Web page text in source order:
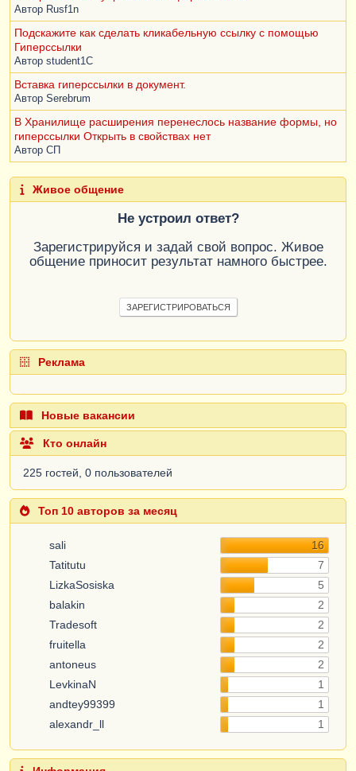
Автор Rusf1n
Подскажите как сделать кликабельную ссылку с помощью
Гиперссылки
Автор student1C
Вставка гиперссылки в документ.
Автор Serebrum
В Хранилище расширения перенеслось название формы, но
гиперссылки Открыть в свойствах нет
Автор СП
Живое общение
Не устроил ответ?
Зарегистрируйся и задай свой вопрос. Живое
общение приносит результат намного быстрее.
ЗАРЕГИСТРИРОВАТЬСЯ
Реклама
Новые вакансии
Кто онлайн
225 гостей, 0 пользователей
Топ 10 авторов за месяц
16
Tatitutu
7
LizkaSosiska
5
balakin
2
Tradesoft
2
fruitella
2
antoneus
2
LevkinaN
1
andtey99399
1
alexandr_ll
1